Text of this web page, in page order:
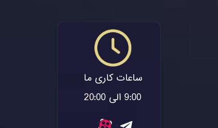
ساعات کاری ما
9:00 الی 20:00